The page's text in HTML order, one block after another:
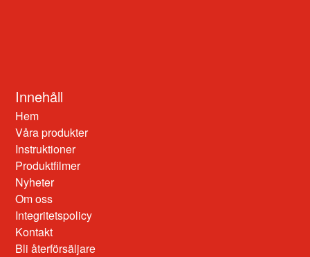
Innehåll
Hem
Våra produkter
Instruktioner
Produktfilmer
Nyheter
Om oss
Integritetspolicy
Kontakt
Bli återförsäljare